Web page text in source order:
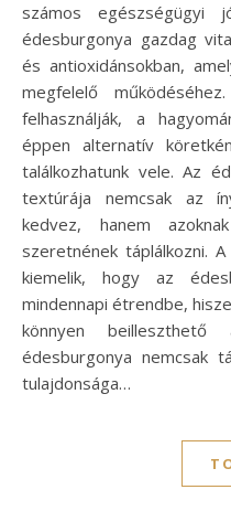
számos
édesburgonya gazdag
és antioxidánsokban,
megfelelő
felhasználják, a
éppen alternatív
találkozhatunk vele. Az
textúrája nemcsak az
kedvez, hanem
szeretnének táplálkozni.
kiemelik, hogy az
mindennapi étrendbe,
könnyen
édesburgonya nemcsak
tulajdonsága…